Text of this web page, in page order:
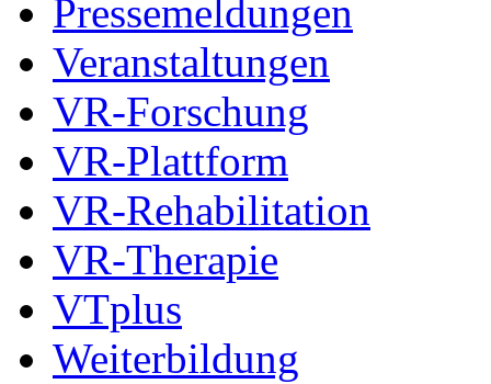
Pressemeldungen
Veranstaltungen
VR-Forschung
VR-Plattform
VR-Rehabilitation
VR-Therapie
VTplus
Weiterbildung